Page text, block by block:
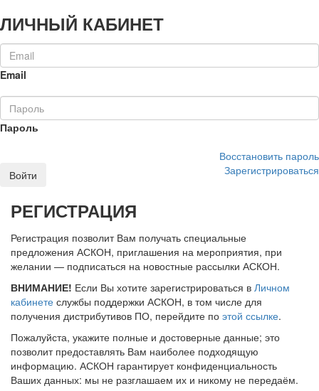
ЛИЧНЫЙ КАБИНЕТ
Email
Пароль
Восстановить пароль
Войти
Зарегистрироваться
РЕГИСТРАЦИЯ
Регистрация позволит Вам получать специальные
предложения АСКОН, приглашения на мероприятия, при
желании — подписаться на новостные рассылки АСКОН.
ВНИМАНИЕ! Если Вы хотите зарегистрироваться в Личном
кабинете службы поддержки АСКОН, в том числе для
получения дистрибутивов ПО, перейдите по этой ссылке.
Пожалуйста, укажите полные и достоверные данные; это
позволит предоставлять Вам наиболее подходящую
информацию. АСКОН гарантирует конфиденциальность
Ваших данных: мы не разглашаем их и никому не передаём.